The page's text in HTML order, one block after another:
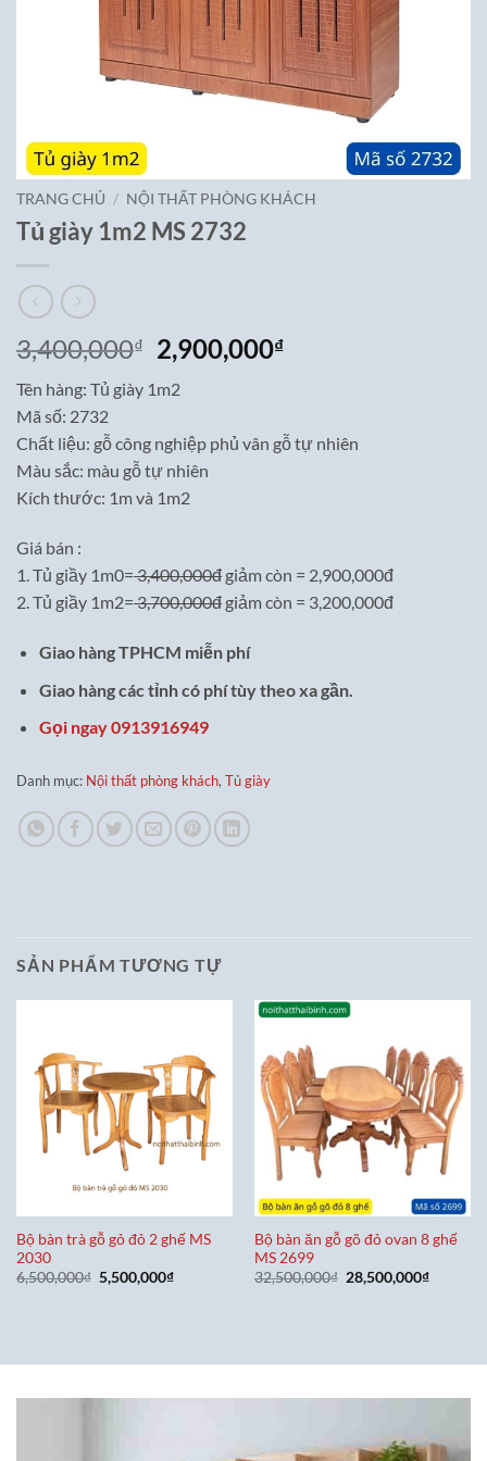
TRANG CHỦ / NỘI THẤT PHÒNG KHÁCH
Tủ giày 1m2 MS 2732
3,400,000₫
Giá
gốc
là:
3,400,000₫.
2,900,000₫Giá
là:
2,900,000₫.
Tên hàng: Tủ giày 1m2
Mã số: 2732
Chất liệu: gỗ công nghiệp phủ vân gỗ tự nhiên
Màu sắc: màu gỗ tự nhiên
Kích thước: 1m và 1m2
Giá bán :
1. Tủ giầy 1m0=3,400,000đ giảm còn = 2,900,000đ
2. Tủ giầy 1m2=3,700,000đ giảm còn = 3,200,000đ
Giao hàng TPHCM miễn phí
Giao hàng các tỉnh có phí tùy theo xa gần.
Gọi ngay 0913916949
Danh mục: Nội thất phòng khách, Tủ giày
SẢN PHẨM TƯƠNG TỰ
Bộ bàn trà gỗ gỏ đỏ 2 ghế MS
2030
6,500,000₫ Giá
gốc
5,500,000₫Giá
Bộ bàn ăn gỗ gõ đỏ ovan 8 ghế
MS 2699
32,500,000₫ Giá
gốc
28,500,000₫Giá